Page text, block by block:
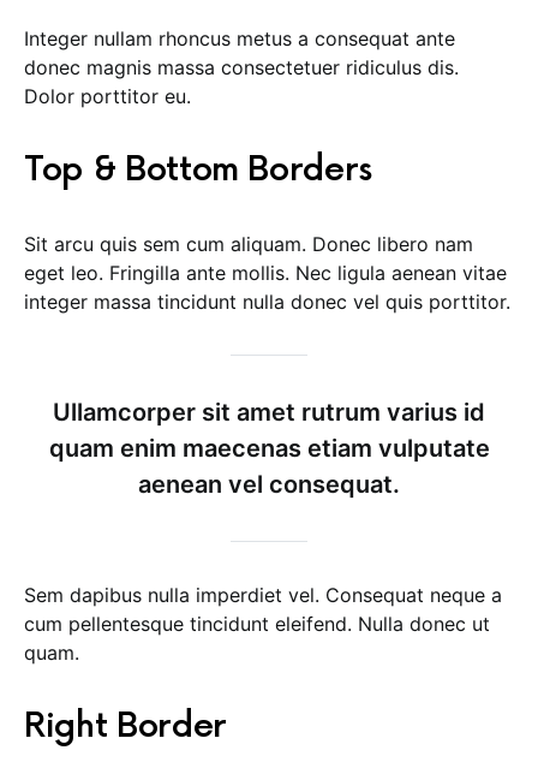
Integer nullam rhoncus metus a consequat ante
donec magnis massa consectetuer ridiculus dis.
Dolor porttitor eu.
Top & Bottom Borders
Sit arcu quis sem cum aliquam. Donec libero nam
eget leo. Fringilla ante mollis. Nec ligula aenean vitae
integer massa tincidunt nulla donec vel quis porttitor.
Ullamcorper sit amet rutrum varius id
quam enim maecenas etiam vulputate
aenean vel consequat.
Sem dapibus nulla imperdiet vel. Consequat neque a
cum pellentesque tincidunt eleifend. Nulla donec ut
quam.
Right Border